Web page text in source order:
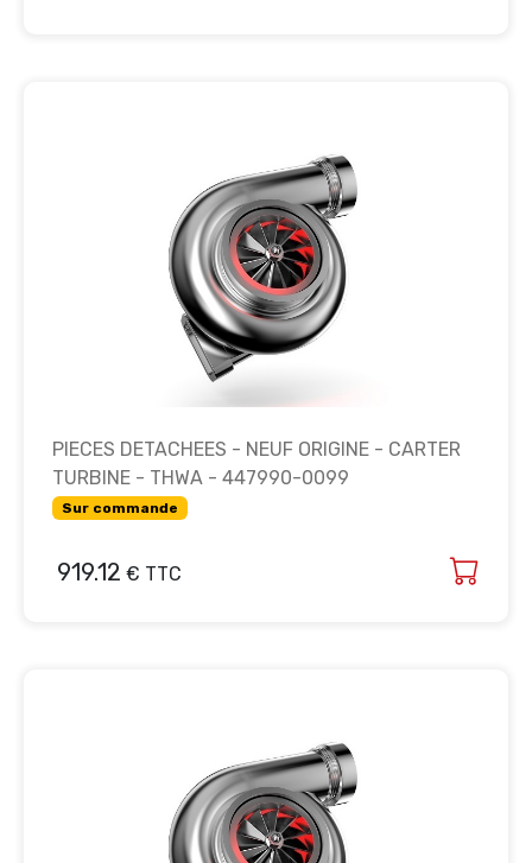
PIECES DETACHEES - NEUF ORIGINE - CARTER
TURBINE - THWA - 447990-0099
Sur commande
919.12 € TTC